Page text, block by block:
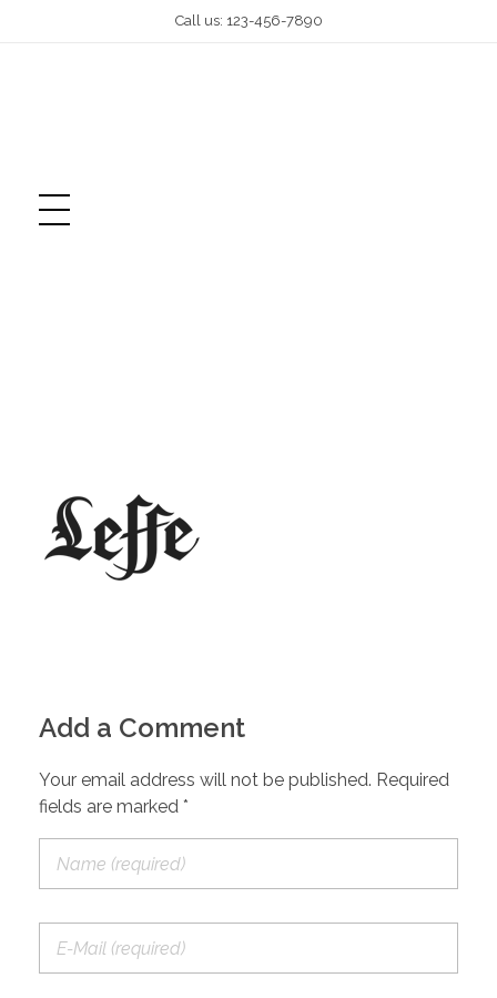
Call us: 123-456-7890
Add a Comment
Your email address will not be published. Required
fields are marked *